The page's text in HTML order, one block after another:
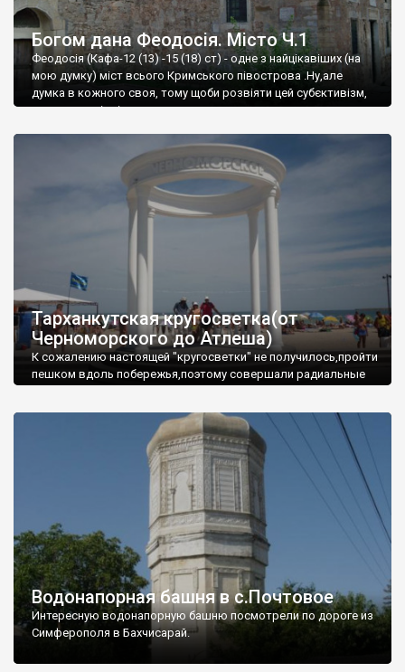
Богом дана Феодосія. Місто Ч.1
Феодосія (Кафа-12 (13) -15 (18) ст) - одне з найцікавіших (на
мою думку) міст всього Кримського півострова .Ну,але
думка в кожного своя, тому щоби розвіяти цей субєктивізм,
запрошую відвідати це
Тарханкутская кругосветка(от
Черноморского до Атлеша)
К сожалению настоящей "кругосветки" не получилось,пройти
пешком вдоль побережья,поэтому совершали радиальные
Водонапорная башня в с.Почтовое
Интересную водонапорную башню посмотрели по дороге из
Симферополя в Бахчисарай.